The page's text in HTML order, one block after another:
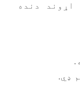
دنده
ډي.